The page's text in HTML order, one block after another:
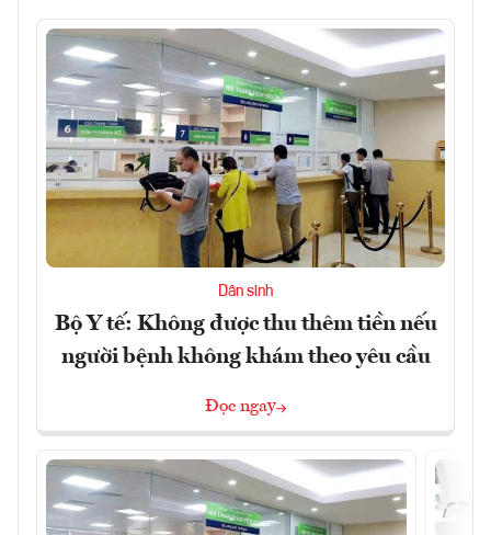
Dân sinh
Bộ Y tế: Không được thu thêm tiền nếu
người bệnh không khám theo yêu cầu
Đọc ngay